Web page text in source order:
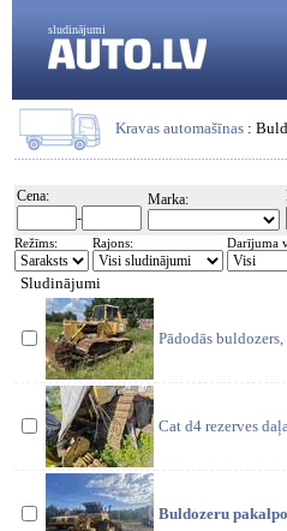
sludinājumi
Kravas automašīnas :
Cena:
-
Marka:
Režīms: Rajons: Darījuma
Sludinājumi
Pādodās
Cat d4 rezerves
Buldozeru